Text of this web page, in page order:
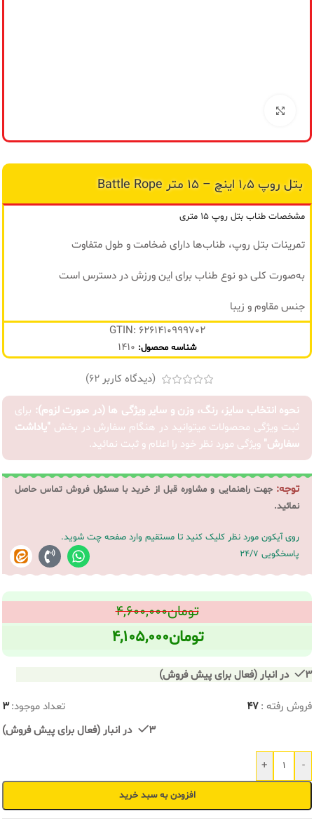
بتل روپ ۱٫۵ اینچ – ۱۵ متر Battle Rope
مشخصات طناب بتل روپ ۱۵ متری
تمرینات بتل روپ، طناب‌ها دارای ضخامت و طول متفاوت
به‌صورت کلی دو نوع طناب برای این ورزش در دسترس است
جنس مقاوم و زیبا
GTIN: 6261410999702
شناسه محصول: 1410
(دیدگاه کاربر 62
)
نحوه انتخاب سایز، رنگ، وزن و سایر ویژگی ها (در صورت لزوم): برای
ثبت ویژگی محصولات میتوانید در هنگام سفارش در بخش "یاداشت
سفارش" ویژگی مورد نظر خود را اعلام و ثبت نمائید.
توجه:جهت راهنمایی و مشاوره قبل از خرید با مسئول فروش تماس حاصل
نمائید.
روی آیکون مورد نظر کلیک کنید تا مستقیم وارد صفحه چت شوید.
پاسخگویی 24/7
تومان۴,۶۰۰,۰۰۰
تومان۴,۱۰۵,۰۰۰
3 در انبار (فعال برای پیش فروش)
فروش رفته :47 تعداد موجود:3
3 در انبار (فعال برای پیش فروش)
-
+
افزودن به سبد خرید